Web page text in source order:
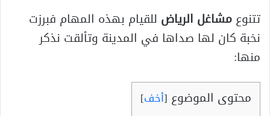
تتنوعمشاغل الرياض للقيام بهذه المهام فبرزت
نخبة كان لها صداها في المدينة وتألقت نذكر
منها:
محتوى الموضوع [أخف]